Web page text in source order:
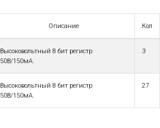
Описание Кол
Высоковольтный 8 бит регистр
50В/150мА.
3
Высоковольтный 8 бит регистр
50В/150мА.
27